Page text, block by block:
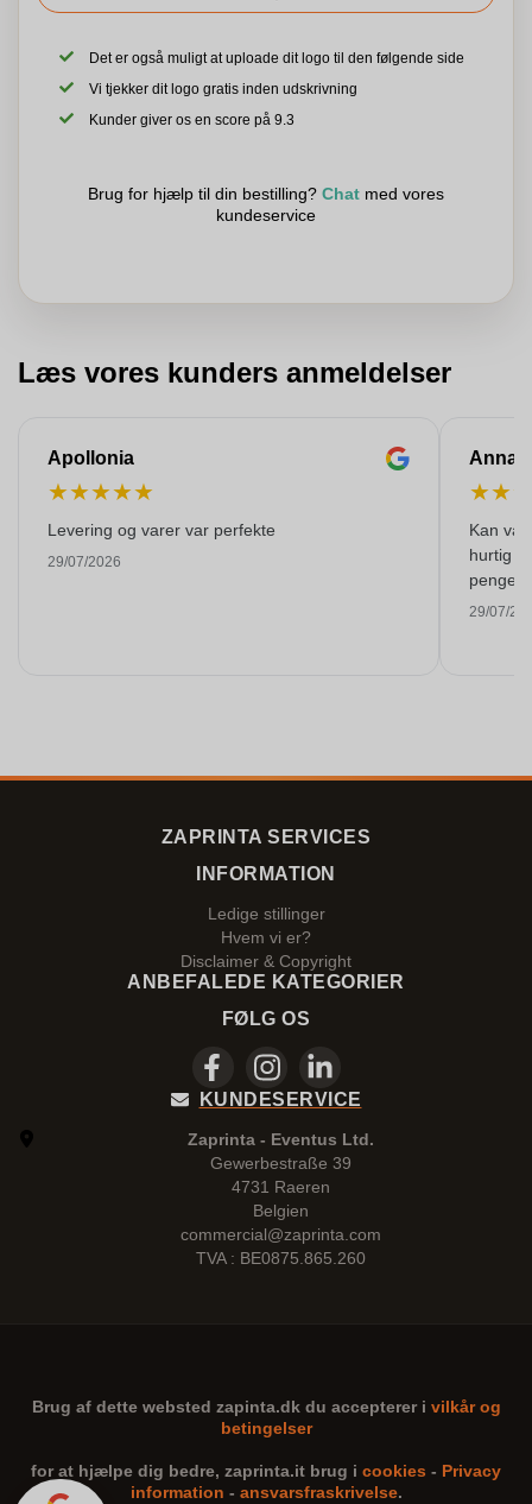
Det er også muligt at uploade dit logo til den følgende side
Vi tjekker dit logo gratis inden udskrivning
Kunder giver os en score på 9.3
Brug for hjælp til din bestilling? Chat med vores
kundeservice
Læs vores kunders anmeldelser
Apollonia
★★★★★
Levering og varer var perfekte
29/07/2026
Anna
★★
Kan
hurtig
29/07/
ZAPRINTA SERVICES
INFORMATION
Ledige stillinger
Hvem vi er?
Disclaimer & Copyright
ANBEFALEDE KATEGORIER
FØLG OS
KUNDESERVICE
Zaprinta - Eventus Ltd.
Gewerbestraße 39
4731 Raeren
Belgien
commercial@zaprinta.com
TVA : BE0875.865.260
Brug af dette websted zapinta.dk du accepterer i vilkår og
betingelser
for at hjælpe dig bedre, zaprinta.it brug i cookies - Privacy
information - ansvarsfraskrivelse.